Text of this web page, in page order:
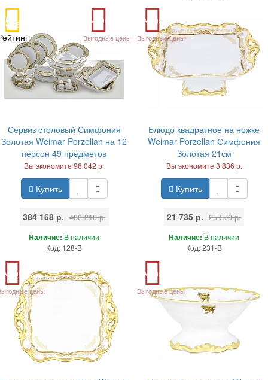
5 /5 Акция
Выгодные цены
Сервиз столовый Симфония
Золотая Weimar Porzellan на 12
персон 49 предметов
Вы экономите 96 042 р.
Купить
384 168 р. 480 210 р.
Наличие: В наличии
Код: 128-B
Акция
Выгодные цены
Блюдо квадратное на ножке
Weimar Porzellan Симфония
Золотая 21см
Вы экономите 3 836 р.
Купить
21 735 р. 25 570 р.
Наличие: В наличии
Код: 231-B
Акция
цены
Акция
Выгодные цены